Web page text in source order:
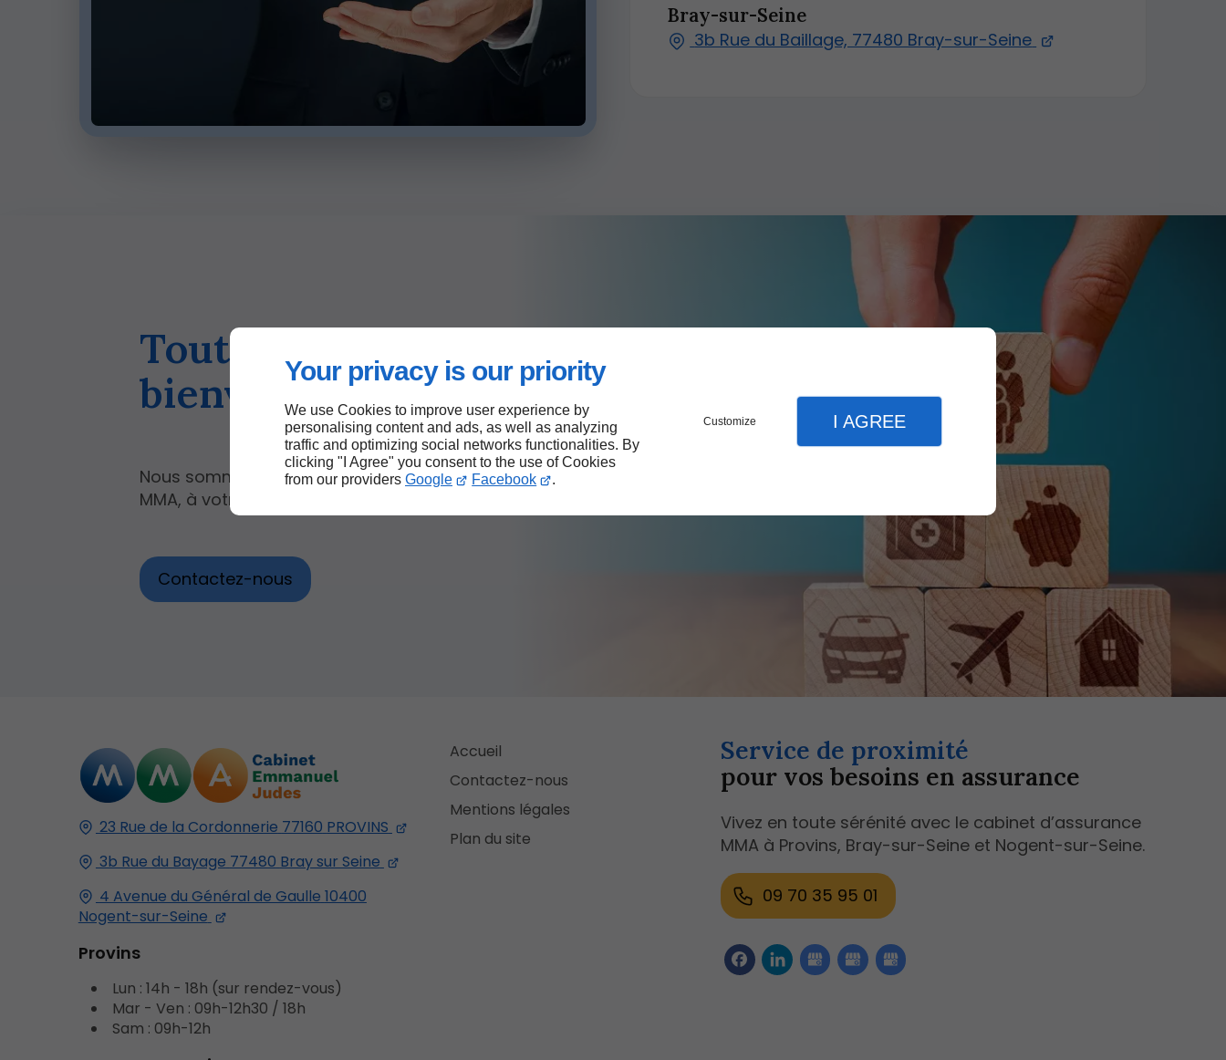
Your privacy is our priority
We use Cookies to improve user experience by
personalising content and ads, as well as analyzing
traffic and optimizing social networks functionalities. By
clicking "I Agree" you consent to the use of Cookies
from our providers Google Facebook .
Customize I AGREE
Bray-sur-Seine
3b Rue du Baillage, 77480 Bray-sur-Seine
Toutes vos questions sont les
bienvenues.
Nous sommes des agents du groupe d’assurance mutuelle
MMA, à votre service à Provins.
Contactez-nous
23 Rue de la Cordonnerie 77160 PROVINS
3b Rue du Bayage 77480 Bray sur Seine
4 Avenue du Général de Gaulle 10400
Nogent-sur-Seine
Provins
Lun : 14h - 18h (sur rendez-vous)
Mar - Ven : 09h-12h30 / 18h
Sam : 09h-12h
Accueil
Contactez-nous
Mentions légales
Plan du site
Service de proximité
pour vos besoins en assurance
Vivez en toute sérénité avec le cabinet d’assurance
MMA à Provins, Bray-sur-Seine et Nogent-sur-Seine.
09 70 35 95 01